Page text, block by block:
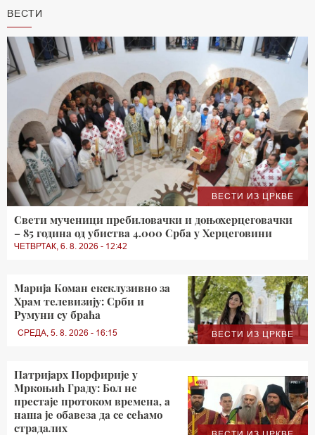
ВЕСТИ
ВЕСТИ ИЗ ЦРКВЕ
Свети мученици пребиловачки и доњохерцеговачки
– 85 година од убиства 4.000 Срба у Херцеговини
ЧЕТВРТАК, 6. 8. 2026 - 12:42
ВЕСТИ ИЗ ЦРКВЕ
Марија Коман ексклузивно за
Храм телевизију: Срби и
Румуни су браћа
СРЕДА, 5. 8. 2026 - 16:15
Патријарх Порфирије у
Мркоњић Граду: Бол не
престаје протоком времена, а
наша је обавеза да се сећамо
страдалих